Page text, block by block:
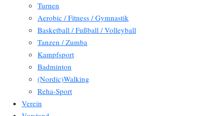
Turnen
Aerobic / Fitness / Gymnastik
Basketball / Fußball / Volleyball
Tanzen / Zumba
Kampfsport
Badminton
(Nordic)Walking
Reha-Sport
Verein